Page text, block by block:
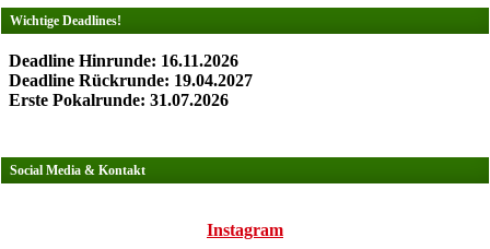
Wichtige Deadlines!
Deadline Hinrunde: 16.11.2026
Deadline Rückrunde: 19.04.2027
Erste Pokalrunde: 31.07.2026
Social Media & Kontakt
Instagram